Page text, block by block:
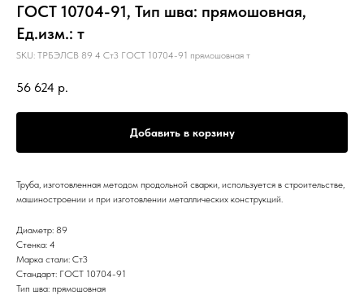
ГОСТ 10704-91, Тип шва: прямошовная,
Ед.изм.: т
SKU: ТРБЭЛСВ 89 4 Ст3 ГОСТ 10704-91 прямошовная т
56 624 р.
Добавить в корзину
Труба, изготовленная методом продольной сварки, используется в строительстве,
машиностроении и при изготовлении металлических конструкций.
Диаметр: 89
Стенка: 4
Марка стали: Ст3
Стандарт: ГОСТ 10704-91
Тип шва: прямошовная